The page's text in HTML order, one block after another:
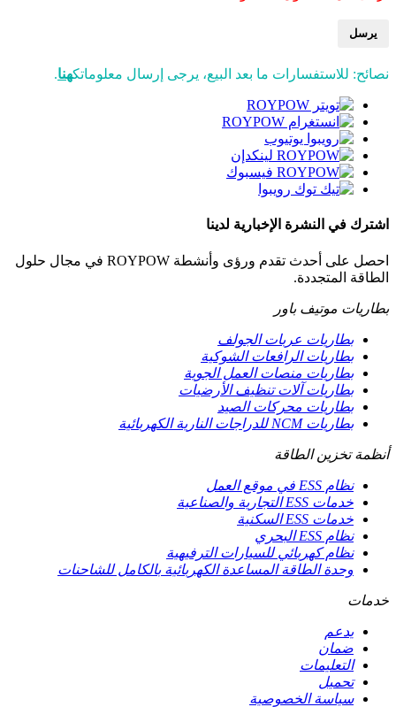
يرسل
نصائح: للاستفسارات ما بعد البيع، يرجى إرسال معلوماتكهنا.
اشترك في النشرة الإخبارية لدينا
احصل على أحدث تقدم ورؤى وأنشطة ROYPOW في مجال حلول
الطاقة المتجددة.
بطاريات موتيف باور
بطاريات عربات الجولف
بطاريات الرافعات الشوكية
بطاريات منصات العمل الجوية
بطاريات آلات تنظيف الأرضيات
بطاريات محركات الصيد
بطاريات NCM للدراجات النارية الكهربائية
أنظمة تخزين الطاقة
نظام ESS في موقع العمل
خدمات ESS التجارية والصناعية
خدمات ESS السكنية
نظام ESS البحري
نظام كهربائي للسيارات الترفيهية
وحدة الطاقة المساعدة الكهربائية بالكامل للشاحنات
خدمات
يدعم
ضمان
التعليمات
تحميل
سياسة الخصوصية